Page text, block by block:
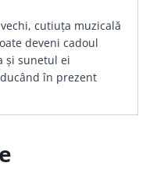
cutiuţa muzicală
deveni cadoul
şi sunetul ei
în prezent